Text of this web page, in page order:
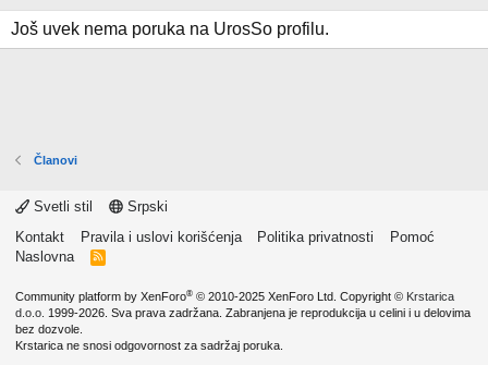
Još uvek nema poruka na UrosSo profilu.
Članovi
Svetli stil
Srpski
Kontakt
Pravila i uslovi korišćenja Politika privatnosti
Pomoć
Naslovna
R
Community platform by XenForo® © 2010-2025 XenForo Ltd. Copyright © Krstarica
d.o.o. 1999-2026. Sva prava zadržana. Zabranjena je reprodukcija u celini i u delovima
bez dozvole.
Krstarica ne snosi odgovornost za sadržaj poruka.